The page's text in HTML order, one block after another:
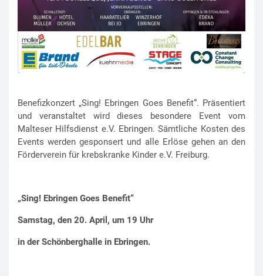
Benefizkonzert „Sing! Ebringen Goes Benefit“. Präsentiert
und veranstaltet wird dieses besondere Event vom
Malteser Hilfsdienst e.V. Ebringen. Sämtliche Kosten des
Events werden gesponsert und alle Erlöse gehen an den
Förderverein für krebskranke Kinder e.V. Freiburg.
„Sing! Ebringen Goes Benefit“
Samstag, den 20. April, um 19 Uhr
in der Schönberghalle in Ebringen.